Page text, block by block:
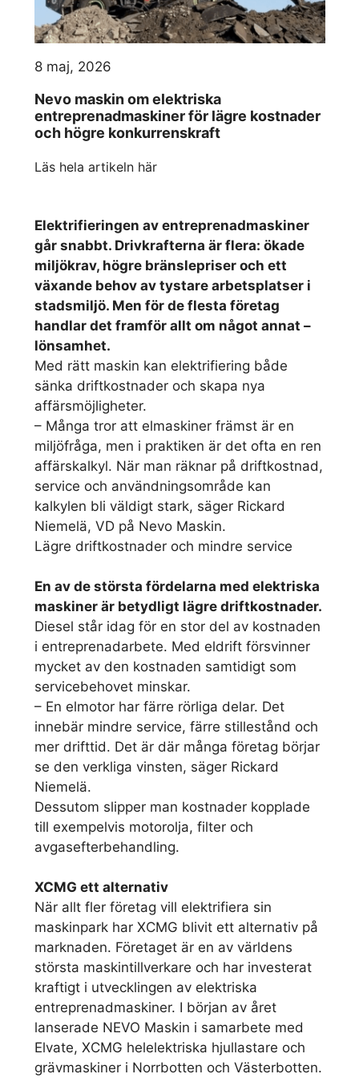
8 maj, 2026
Nevo maskin om elektriska
entreprenadmaskiner för lägre kostnader
och högre konkurrenskraft
Läs hela artikeln här
Elektrifieringen av entreprenadmaskiner
går snabbt. Drivkrafterna är flera: ökade
miljökrav, högre bränslepriser och ett
växande behov av tystare arbetsplatser i
stadsmiljö. Men för de flesta företag
handlar det framför allt om något annat –
lönsamhet.
Med rätt maskin kan elektrifiering både
sänka driftkostnader och skapa nya
affärsmöjligheter.
– Många tror att elmaskiner främst är en
miljöfråga, men i praktiken är det ofta en ren
affärskalkyl. När man räknar på driftkostnad,
service och användningsområde kan
kalkylen bli väldigt stark, säger Rickard
Niemelä, VD på Nevo Maskin.
Lägre driftkostnader och mindre service
En av de största fördelarna med elektriska
maskiner är betydligt lägre driftkostnader.
Diesel står idag för en stor del av kostnaden
i entreprenadarbete. Med eldrift försvinner
mycket av den kostnaden samtidigt som
servicebehovet minskar.
– En elmotor har färre rörliga delar. Det
innebär mindre service, färre stillestånd och
mer drifttid. Det är där många företag börjar
se den verkliga vinsten, säger Rickard
Niemelä.
Dessutom slipper man kostnader kopplade
till exempelvis motorolja, filter och
avgasefterbehandling.
XCMG ett alternativ
När allt fler företag vill elektrifiera sin
maskinpark har XCMG blivit ett alternativ på
marknaden. Företaget är en av världens
största maskintillverkare och har investerat
kraftigt i utvecklingen av elektriska
entreprenadmaskiner. I början av året
lanserade NEVO Maskin i samarbete med
Elvate, XCMG helelektriska hjullastare och
grävmaskiner i Norrbotten och Västerbotten.